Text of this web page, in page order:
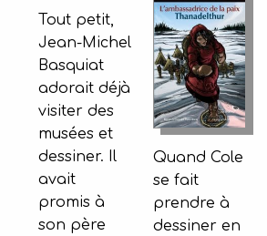
Tout petit,
Jean-Michel
Basquiat
adorait déjà
visiter des
musées et
dessiner. Il
avait
promis à
son père
Quand Cole
se fait
prendre à
dessiner en